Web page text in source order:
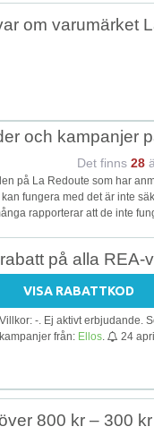
om varumärket
och kampanjer
Det finns 28
på La Redoute som har
fungera med det är inte
rapporterar att de inte
på alla REA-
VISA RABATTKOD
Villkor: -. Ej aktivt erbjudande.
kampanjer från: Ellos 24
800 kr – 300